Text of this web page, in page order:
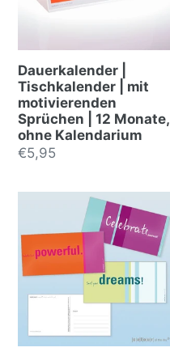
Dauerkalender |
Tischkalender | mit
motivierenden
Sprüchen | 12 Monate,
ohne Kalendarium
Normalpreis
€5,95